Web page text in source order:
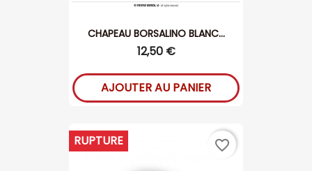
CHAPEAU BORSALINO BLANC...
12,50 €
AJOUTER AU PANIER
RUPTURE favorite_border